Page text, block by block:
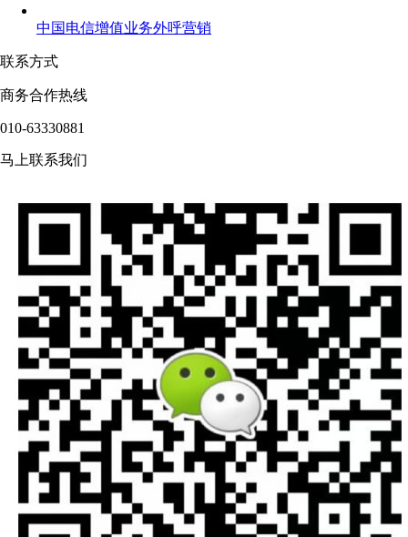
中国电信增值业务外呼营销
联系方式
商务合作热线
010-63330881
马上联系我们